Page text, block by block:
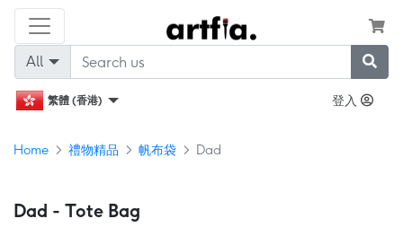
All
繁體 (香港) 登入
Home 禮物精品 帆布袋 Dad
Dad - Tote Bag